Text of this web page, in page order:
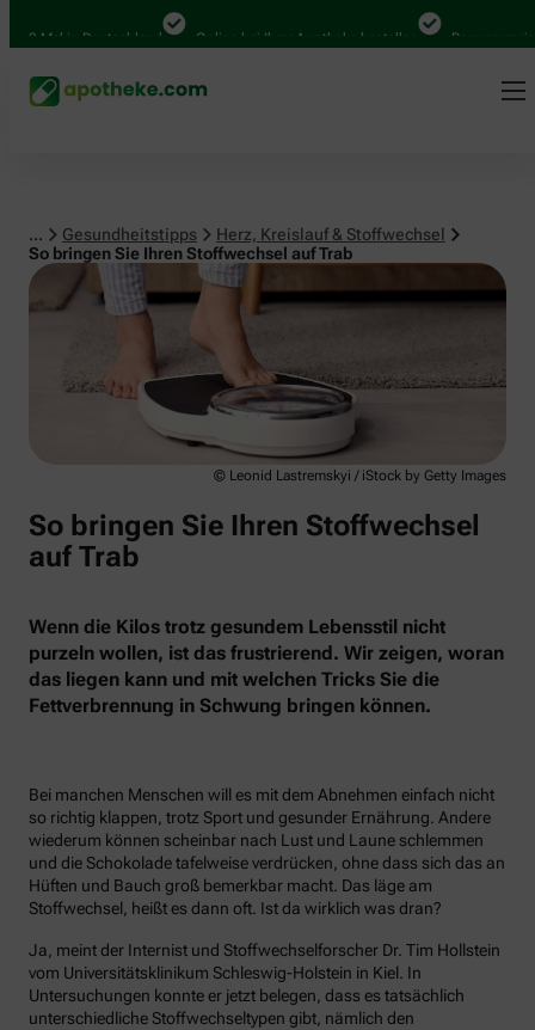
Mal in Deutschland Online bei Ihrer Apotheke bestellen Bequem
... Gesundheitstipps
Herz, Kreislauf & Stoffwechsel
So bringen Sie Ihren Stoffwechsel auf Trab
Herz, Kreislauf & Stoffwechsel
© Leonid Lastremskyi / iStock by Getty Images
So bringen Sie Ihren Stoffwechsel
auf Trab
Wenn die Kilos trotz gesundem Lebensstil nicht
purzeln wollen, ist das frustrierend. Wir zeigen, woran
das liegen kann und mit welchen Tricks Sie die
Fettverbrennung in Schwung bringen können.
Bei manchen Menschen will es mit dem Abnehmen einfach nicht
so richtig klappen, trotz Sport und gesunder Ernährung. Andere
wiederum können scheinbar nach Lust und Laune schlemmen
und die Schokolade tafelweise verdrücken, ohne dass sich das an
Hüften und Bauch groß bemerkbar macht. Das läge am
Stoffwechsel, heißt es dann oft. Ist da wirklich was dran?
Ja, meint der Internist und Stoffwechselforscher Dr. Tim Hollstein
vom Universitätsklinikum Schleswig-Holstein in Kiel. In
Untersuchungen konnte er jetzt belegen, dass es tatsächlich
unterschiedliche Stoffwechseltypen gibt, nämlich den